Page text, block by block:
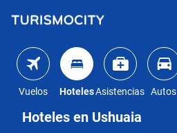
Vuelos HotelesAsistencias Autos
Hoteles en Ushuaia